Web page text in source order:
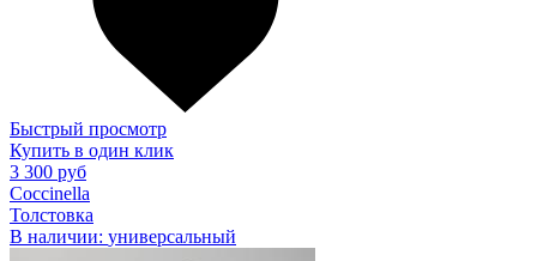
Быстрый просмотр
Купить в один клик
3 300 руб
Coccinella
Толстовка
В наличии: универсальный